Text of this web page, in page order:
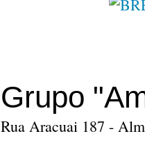
Grupo
Rua Aracuai 187 -